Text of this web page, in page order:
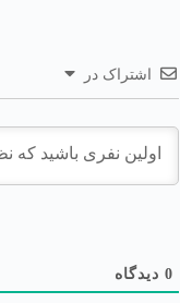
اشتراک در
0 دیدگاه